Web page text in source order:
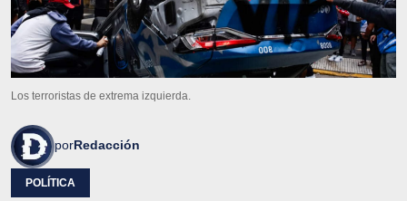
Los terroristas de extrema izquierda.
porRedacción
POLÍTICA